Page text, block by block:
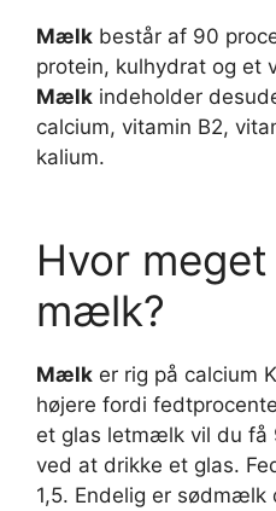
Mælk består af 90
protein, kulhydrat og et
Mælk indeholder
calcium, vitamin B2,
kalium.
Hvor
mælk?
Mælk er rig på calcium
højere fordi
et glas letmælk vil du få
ved at drikke et glas.
1,5. Endelig er